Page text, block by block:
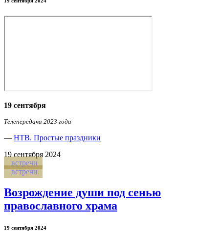
19 сентября
Телепередача 2023 года
— НТВ. Простые праздники
19 сентября 2024
встречи
встречи
Возрождение души под сенью
православного храма
19 сентября 2024